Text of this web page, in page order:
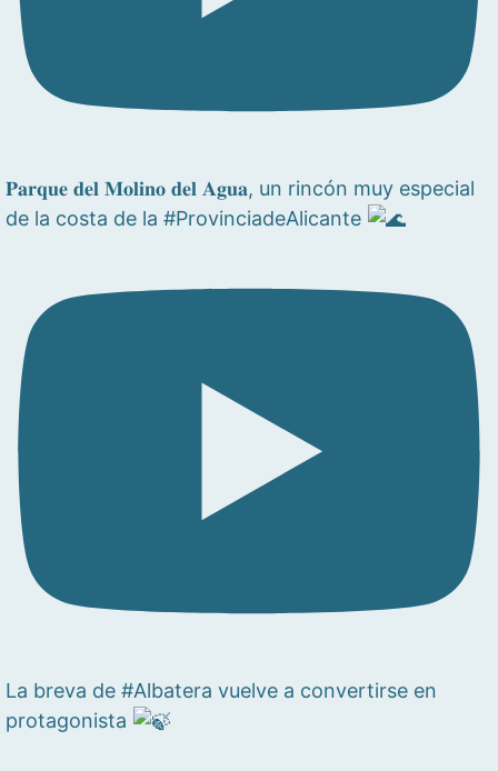
𝐏𝐚𝐫𝐪𝐮𝐞 𝐝𝐞𝐥 𝐌𝐨𝐥𝐢𝐧𝐨 𝐝𝐞𝐥 𝐀𝐠𝐮𝐚, un rincón muy especial
de la costa de la #ProvinciadeAlicante
La breva de #Albatera vuelve a convertirse en
protagonista